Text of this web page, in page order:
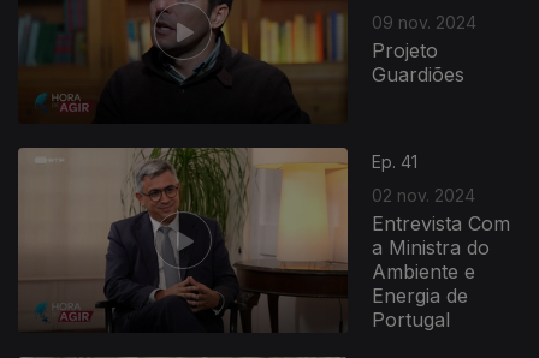
09 nov. 2024
Projeto
Guardiões
Ep. 41
02 nov. 2024
Entrevista Com
a Ministra do
Ambiente e
Energia de
Portugal